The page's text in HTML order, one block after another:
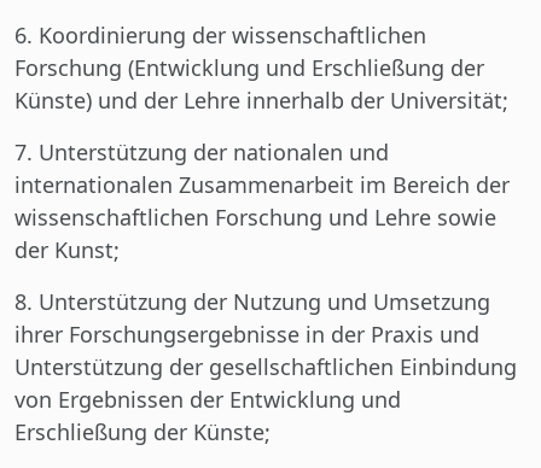
6. Koordinierung der wissenschaftlichen
Forschung (Entwicklung und Erschließung der
Künste) und der Lehre innerhalb der Universität;
7. Unterstützung der nationalen und
internationalen Zusammenarbeit im Bereich der
wissenschaftlichen Forschung und Lehre sowie
der Kunst;
8. Unterstützung der Nutzung und Umsetzung
ihrer Forschungsergebnisse in der Praxis und
Unterstützung der gesellschaftlichen Einbindung
von Ergebnissen der Entwicklung und
Erschließung der Künste;